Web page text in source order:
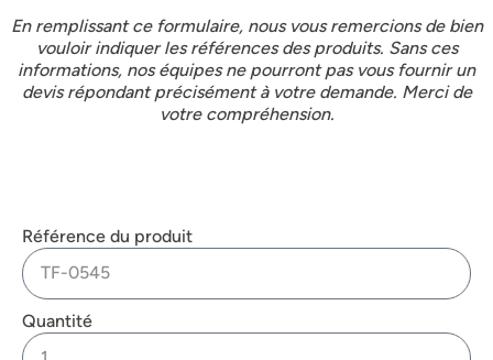
En remplissant ce formulaire, nous vous remercions de bien
vouloir indiquer les références des produits. Sans ces
informations, nos équipes ne pourront pas vous fournir un
devis répondant précisément à votre demande. Merci de
votre compréhension.
Référence du produit
Quantité